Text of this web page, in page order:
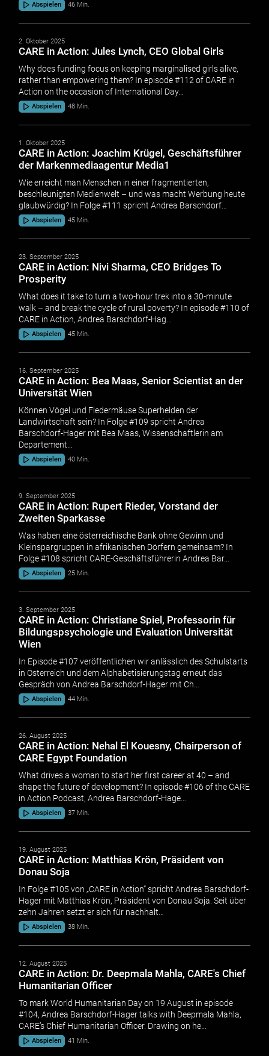
Abspielen 46 Min.
2. Oktober 2025
CARE in Action: Jules Lynch, CEO Global Girls
Why does funding focus on keeping marginalised girls alive,
rather than empowering them? In episode #112 of CARE in
Action on the occasion of International Day…
Abspielen 48 Min.
1. Oktober 2025
CARE in Action: Joachim Krügel, Geschäftsführer
der Markenmediaagentur Media1
Wie erreicht man Menschen in einer fragmentierten,
beschleunigten Medienwelt – und was macht Werbung heute
glaubwürdig? In Folge #111 spricht Andrea Barschdorf…
Abspielen 45 Min.
23. September 2025
CARE in Action: Nivi Sharma, CEO Bridges To
Prosperity
What does it take to turn a two-hour trek into a 30-minute
walk – and break the cycle of rural poverty? In episode #110 of
CARE in Action, Andrea Barschdorf-Hag…
Abspielen 45 Min.
16. September 2025
CARE in Action: Bea Maas, Senior Scientist an der
Universität Wien
Können Vögel und Fledermäuse Superhelden der
Landwirtschaft sein? In Folge #109 spricht Andrea
Barschdorf-Hager mit Bea Maas, Wissenschaftlerin am
Departement…
Abspielen 40 Min.
9. September 2025
CARE in Action: Rupert Rieder, Vorstand der
Zweiten Sparkasse
Was haben eine österreichische Bank ohne Gewinn und
Kleinspargruppen in afrikanischen Dörfern gemeinsam? In
Folge #108 spricht CARE-Geschäftsführerin Andrea Bar…
Abspielen 25 Min.
3. September 2025
CARE in Action: Christiane Spiel, Professorin für
Bildungspsychologie und Evaluation Universität
Wien
In Episode #107 veröffentlichen wir anlässlich des Schulstarts
in Österreich und dem Alphabetisierungstag erneut das
Gespräch von Andrea Barschdorf-Hager mit Ch…
Abspielen 44 Min.
26. August 2025
CARE in Action: Nehal El Kouesny, Chairperson of
CARE Egypt Foundation
What drives a woman to start her first career at 40 – and
shape the future of development? In episode #106 of the CARE
in Action Podcast, Andrea Barschdorf-Hage…
Abspielen 37 Min.
19. August 2025
CARE in Action: Matthias Krön, Präsident von
Donau Soja
In Folge #105 von „CARE in Action“ spricht Andrea Barschdorf-
Hager mit Matthias Krön, Präsident von Donau Soja. Seit über
zehn Jahren setzt er sich für nachhalt…
Abspielen 38 Min.
12. August 2025
CARE in Action: Dr. Deepmala Mahla, CARE's Chief
Humanitarian Officer
To mark World Humanitarian Day on 19 August in episode
#104, Andrea Barschdorf-Hager talks with Deepmala Mahla,
CARE’s Chief Humanitarian Officer. Drawing on he…
Abspielen 41 Min.